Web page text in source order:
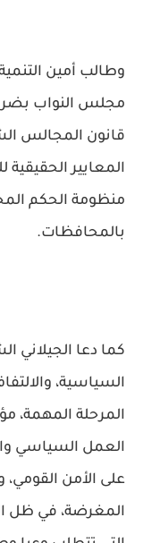
وطالب أمين
مجلس النواب
قانون المجالس
المعايير
منظومة الحكم
بالمحافظات.
كما دعا الجيلاني
السياسية،
المرحلة المهمة،
العمل السياسي
على الأمن
المغرضة، في ظل